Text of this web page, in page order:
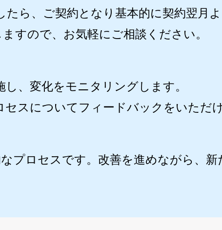
ら、ご契約となり基本的に契約翌月よ
すので、お気軽にご相談ください。
、変化をモニタリングします。
スについてフィードバックをいただ
プロセスです。改善を進めながら、